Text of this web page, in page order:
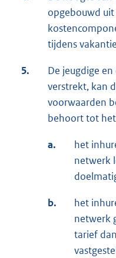
opgebouwd
tijdens
5.
De jeugdige
verstrekt, kan
voorwaarden
behoort tot
a.
het
netwerk
b.
het
netwerk
tarief